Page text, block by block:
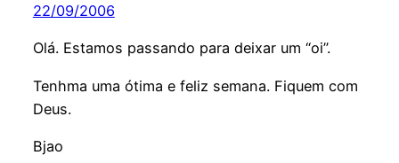
22/09/2006
Olá. Estamos passando para deixar um “oi”.
Tenhma uma ótima e feliz semana. Fiquem com
Deus.
Bjao